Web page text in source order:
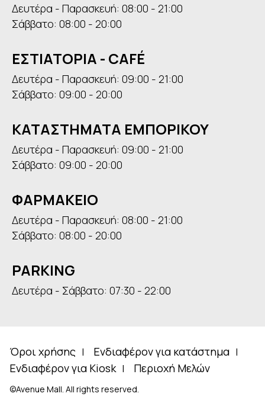
Δευτέρα - Παρασκευή: 08:00 - 21:00
Σάββατο: 08:00 - 20:00
ΕΣΤΙΑΤΟΡΙΑ - CAFÉ
Δευτέρα - Παρασκευή: 09:00 - 21:00
Σάββατο: 09:00 - 20:00
ΚΑΤΑΣΤΗΜΑΤΑ ΕΜΠΟΡΙΚΟΥ
Δευτέρα - Παρασκευή: 09:00 - 21:00
Σάββατο: 09:00 - 20:00
ΦΑΡΜΑΚΕΙΟ
Δευτέρα - Παρασκευή: 08:00 - 21:00
Σάββατο: 08:00 - 20:00
PARKING
Δευτέρα - Σάββατο: 07:30 - 22:00
Όροι χρήσης
Ενδιαφέρον για κατάστημα
Ενδιαφέρον για Kiosk
Περιοχή Μελών
©Avenue Mall. All rights reserved.